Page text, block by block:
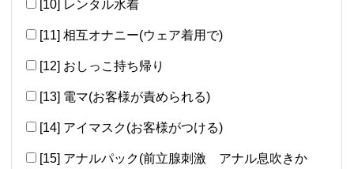
[10] レンタル水着
[11] 相互オナニー(ウェア着用で)
[12] おしっこ持ち帰り
[13] 電マ(お客様が責められる)
[14] アイマスク(お客様がつける)
[15] アナルパック(前立腺刺激 アナル息吹きか